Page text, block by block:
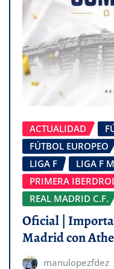
ACTUALIDAD
FÚTBOL EUROPEO
LIGA F
LIGA F
PRIMERA
REAL MADRID C.F.
Oficial |
Madrid con
manulopezfdez